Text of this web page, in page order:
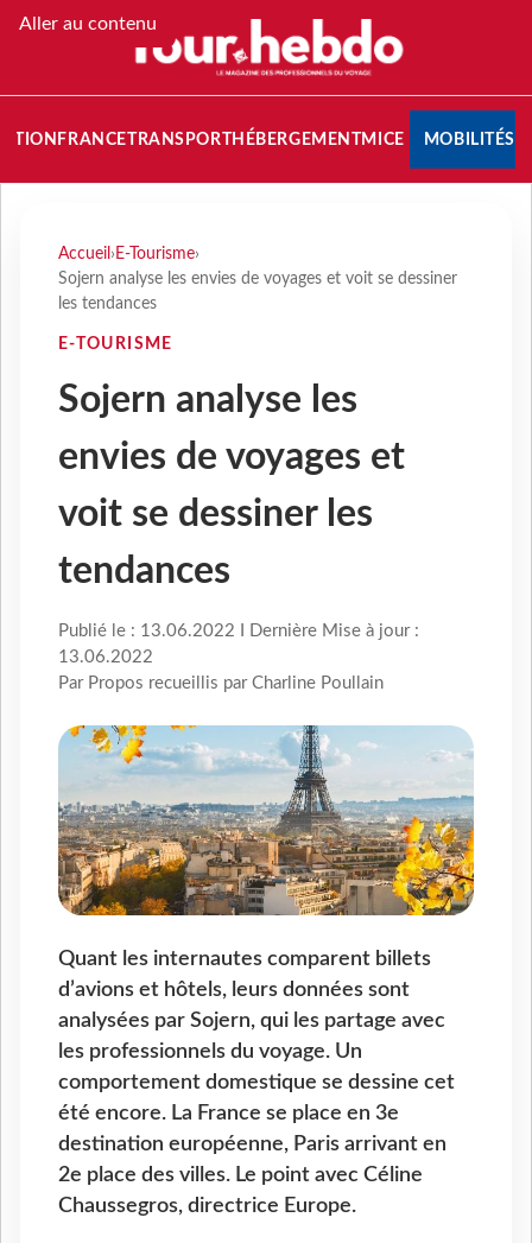
Aller au contenu
FRANCETRANSPORT HÉBERGEMENTMICE MOBILITÉS
Accueil › E-Tourisme›
Sojern analyse les envies de voyages et voit se dessiner
les tendances
E-TOURISME
Sojern analyse les
envies de voyages et
voit se dessiner les
tendances
Publié le : 13.06.2022 I Dernière Mise à jour :
13.06.2022
Par Propos recueillis par Charline Poullain
Quant les internautes comparent billets
d’avions et hôtels, leurs données sont
analysées par Sojern, qui les partage avec
les professionnels du voyage. Un
comportement domestique se dessine cet
été encore. La France se place en 3e
destination européenne, Paris arrivant en
2e place des villes. Le point avec Céline
Chaussegros, directrice Europe.